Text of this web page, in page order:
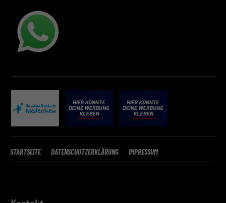
STARTSEITE DATENSCHUTZERKLÄRUNG IMPRESSUM